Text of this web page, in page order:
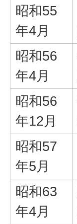
昭和55
年4月
昭和56
年4月
昭和56
年12月
昭和57
年5月
昭和63
年4月